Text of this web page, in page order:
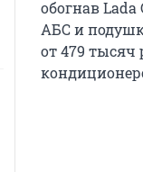
обогнав
АБС и
от 479 тысяч